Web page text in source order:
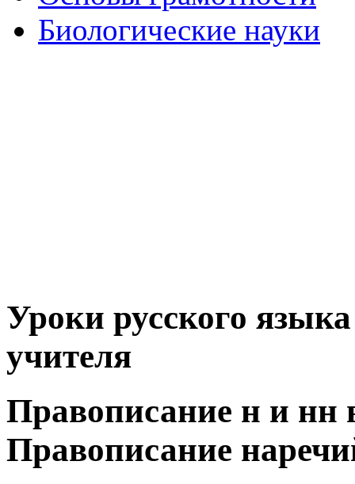
Биологические науки
Уроки русского
учителя
Правописание н и нн
Правописание